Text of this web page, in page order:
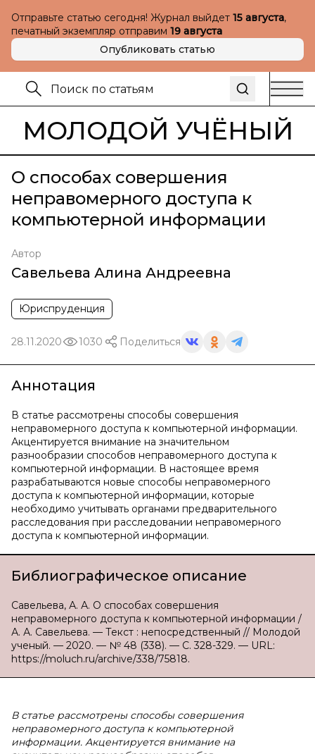
Отправьте статью сегодня! Журнал выйдет 15 августа,
печатный экземпляр отправим 19 августа
Опубликовать статью
МОЛОДОЙ УЧЁНЫЙ
О способах совершения
неправомерного доступа к
компьютерной информации
Автор
Савельева Алина Андреевна
Юриспруденция
28.11.2020 1030 Поделиться
Аннотация
В статье рассмотрены способы совершения
неправомерного доступа к компьютерной информации.
Акцентируется внимание на значительном
разнообразии способов неправомерного доступа к
компьютерной информации. В настоящее время
разрабатываются новые способы неправомерного
доступа к компьютерной информации, которые
необходимо учитывать органами предварительного
расследования при расследовании неправомерного
доступа к компьютерной информации.
Библиографическое описание
Савельева, А. А. О способах совершения
неправомерного доступа к компьютерной информации /
А. А. Савельева. — Текст : непосредственный // Молодой
ученый. — 2020. — № 48 (338). — С. 328-329. — URL:
https://moluch.ru/archive/338/75818.
В статье рассмотрены способы совершения
неправомерного доступа к компьютерной
информации. Акцентируется внимание на